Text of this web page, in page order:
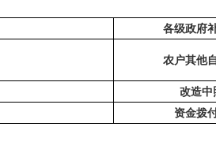
各级政府
农户其他
改造中
资金拨